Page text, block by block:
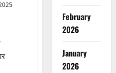
February
2026
January
2026